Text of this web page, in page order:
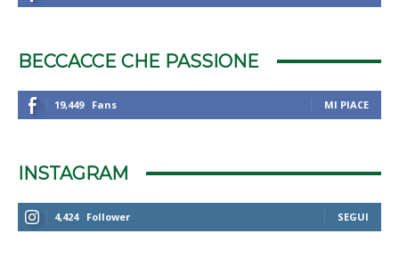
BECCACCE CHE PASSIONE
19,449 Fans MI PIACE
INSTAGRAM
4,424 Follower SEGUI